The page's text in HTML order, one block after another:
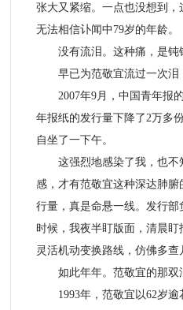
张大又紧缩。一点也没想到
无法相信讣闻中79岁的年龄。
没有流泪。这种痛，是钝钝
早已为范敬宜流过一次泪
2007年9月，中国青年报的
年报纸的发行量下降了2万多
自坐了一下午。
这强烈地感染了我，也不
感，才有范敬宜这种深达肺
行量，真是命悬一线。发行
时候，我夜半盯版面，清晨
灵活机动变换路线，仿佛多查
如此年年。范敬宜的那双泪
1993年，范敬宜以62岁逾